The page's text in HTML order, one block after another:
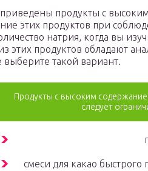
продукты с
этих продуктов при
натрия, когда вы
этих продуктов обладают
выберите такой вариант.
Продукты с высоким
следует
смеси для какао